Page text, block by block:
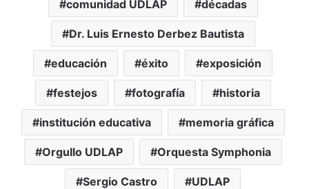
comunidad UDLAP décadas
Dr. Luis Ernesto Derbez Bautista
educación éxito exposición
festejos fotografía historia
institución educativa memoria gráfica
Orgullo UDLAP Orquesta Symphonia
Sergio Castro UDLAP